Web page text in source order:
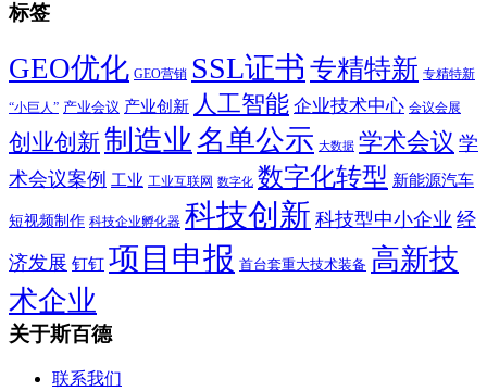
标签
GEO优化 GEO营销 SSL证书 专精特新 专精特新
“小巨人” 产业会议 产业创新 人工智能 企业技术中心 会议会展
创业创新制造业 名单公示 大数据 学术会议 学
术会议案例 工业 工业互联网 数字化 数字化转型 新能源汽车
短视频制作 科技企业孵化器 科技创新 科技型中小企业 经
济发展 钉钉 项目申报 首台套重大技术装备 高新技
术企业
关于斯百德
联系我们